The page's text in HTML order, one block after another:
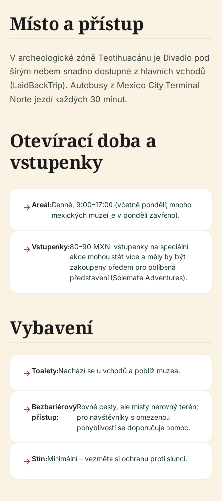
Místo a přístup
V archeologické zóně Teotihuacánu je Divadlo pod
širým nebem snadno dostupné z hlavních vchodů
(LaidBackTrip). Autobusy z Mexico City Terminal
Norte jezdí každých 30 minut.
Otevírací doba a
vstupenky
Areál:Denně, 9:00–17:00 (včetně pondělí; mnoho
mexických muzeí je v pondělí zavřeno).
Vstupenky:80–90 MXN; vstupenky na speciální
akce mohou stát více a měly by být
zakoupeny předem pro oblíbená
představení (Solemate Adventures).
Vybavení
Toalety:Nachází se u vchodů a poblíž muzea.
Bezbariérový
přístup:
Rovné cesty, ale místy nerovný terén;
pro návštěvníky s omezenou
pohyblivostí se doporučuje pomoc.
Stín:Minimální – vezměte si ochranu proti slunci.